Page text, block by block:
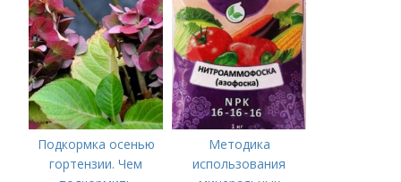
удобрений для
томатов: правила
внесения в почву
Подкормка осенью
гортензии. Чем
Методика
использования